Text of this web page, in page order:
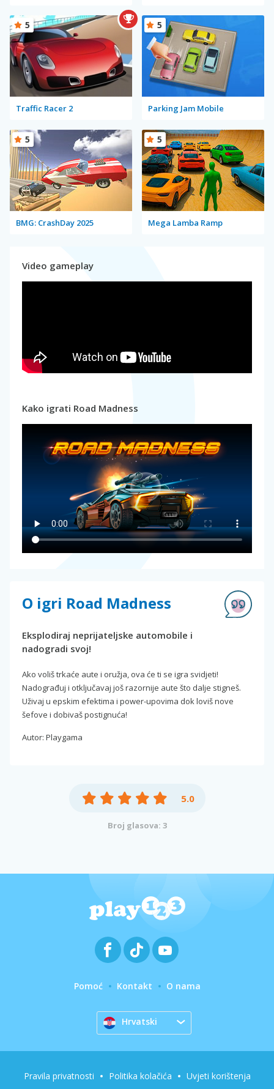
Traffic Racer 2
5
Parking Jam Mobile
5
BMG: CrashDay 2025
5
Mega Lamba Ramp
5
Video gameplay
Kako igrati Road Madness
O igri Road Madness
Eksplodiraj neprijateljske automobile i
nadogradi svoj!
Ako voliš trkaće aute i oružja, ova će ti se igra svidjeti!
Nadograđuj i otključavaj još razornije aute što dalje stigneš.
Uživaj u epskim efektima i power-upovima dok loviš nove
šefove i dobivaš postignuća!
Autor: Playgama
5.0
Broj glasova: 3
Pomoć Kontakt O nama
Hrvatski
Pravila privatnosti Politika kolačića Uvjeti korištenja